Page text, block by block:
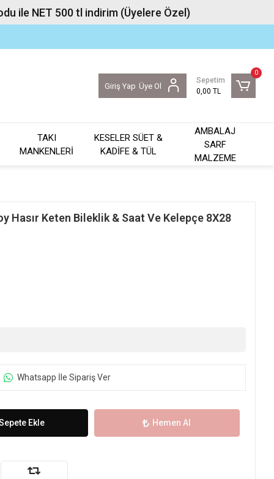
ile NET 500 tl indirim (Üyelere Özel)
Giriş Yap Üye Ol
0
Sepetim
0,00 TL
TAKI
MANKENLERİ
KESELER SÜET &
KADİFE & TÜL
AMBALAJ
SARF
MALZEME
Hasır Keten Bileklik & Saat Ve Kelepçe 8X28
Whatsapp İle Sipariş Ver
Ekle Hemen Al